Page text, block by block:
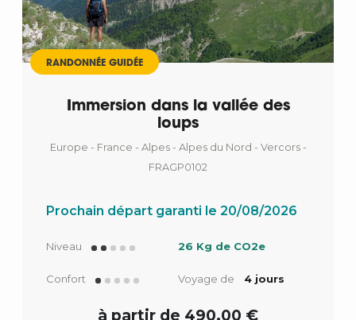
RANDONNÉE GUIDÉE
Immersion dans la vallée des
loups
Europe - France - Alpes - Alpes du Nord - Vercors -
FRAGP0102
Prochain départ garanti le 20/08/2026
Niveau 26 Kg de CO2e
Confort Voyage de 4 jours
à partir de 490,00 €